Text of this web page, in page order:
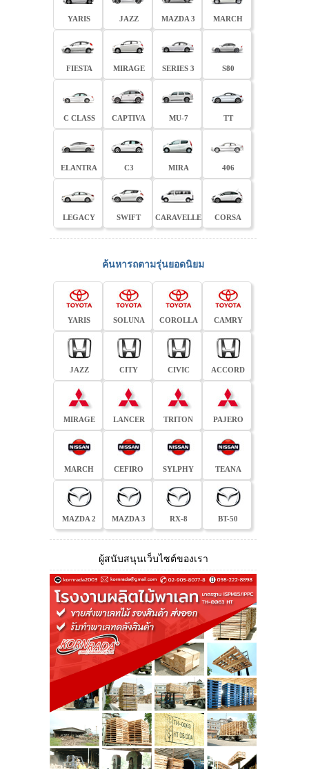
YARIS JAZZ MAZDA 3 MARCH
FIESTA MIRAGE SERIES 3 S80
C CLASS CAPTIVA MU-7 TT
ELANTRA C3 MIRA 406
LEGACY SWIFT CARAVELLE CORSA
ค้นหารถตามรุ่นยอดนิยม
YARIS SOLUNA COROLLA CAMRY
JAZZ CITY CIVIC ACCORD
MIRAGE LANCER TRITON PAJERO
MARCH CEFIRO SYLPHY TEANA
MAZDA 2 MAZDA 3 RX-8 BT-50
ผู้สนับสนุนเว็บไซต์ของเรา